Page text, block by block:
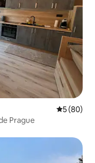
Note
5 (80)
Prague
aimés